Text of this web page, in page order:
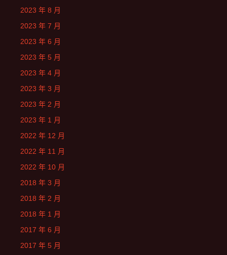
2023 年 8 月
2023 年 7 月
2023 年 6 月
2023 年 5 月
2023 年 4 月
2023 年 3 月
2023 年 2 月
2023 年 1 月
2022 年 12 月
2022 年 11 月
2022 年 10 月
2018 年 3 月
2018 年 2 月
2018 年 1 月
2017 年 6 月
2017 年 5 月